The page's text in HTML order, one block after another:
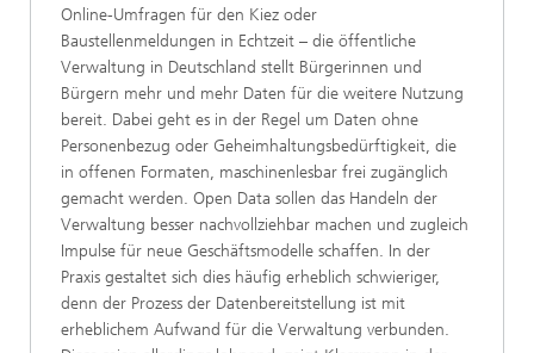
Online-Umfragen für den Kiez oder
Baustellenmeldungen in Echtzeit – die öffentliche
Verwaltung in Deutschland stellt Bürgerinnen und
Bürgern mehr und mehr Daten für die weitere Nutzung
bereit. Dabei geht es in der Regel um Daten ohne
Personenbezug oder Geheimhaltungsbedürftigkeit, die
in offenen Formaten, maschinenlesbar frei zugänglich
gemacht werden. Open Data sollen das Handeln der
Verwaltung besser nachvollziehbar machen und zugleich
Impulse für neue Geschäftsmodelle schaffen. In der
Praxis gestaltet sich dies häufig erheblich schwieriger,
denn der Prozess der Datenbereitstellung ist mit
erheblichem Aufwand für die Verwaltung verbunden.